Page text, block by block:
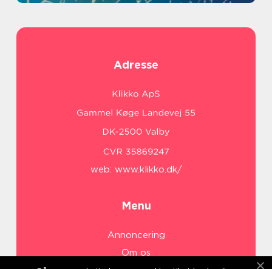
Adresse
web: www.klikko.dk/
Menu
Annoncering
Om os